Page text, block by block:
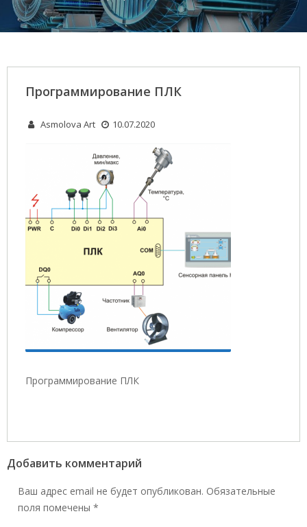
Программирование ПЛК
Asmolova Art 10.07.2020
Программирование ПЛК
Добавить комментарий
Ваш адрес email не будет опубликован. Обязательные
поля помечены *